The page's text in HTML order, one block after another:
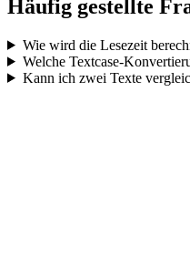
Häufig gestellte
Wie wird die Lesezeit
Welche Textcase-
Kann ich zwei Texte